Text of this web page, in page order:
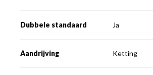
Dubbele standaard Ja
Aandrijving Ketting